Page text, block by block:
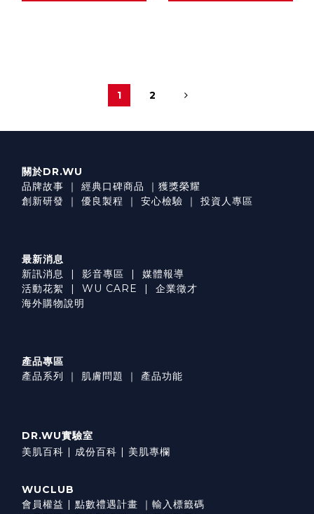
1 2
關於DR.WU
品牌故事 ｜ 經典口碑商品 ｜ 獲獎榮耀
創新研發
｜ 優良製程 ｜ 安心檢驗 ｜ 投資人專區
最新消息
新訊消息
| 影音專區 | 媒體報導
活動花絮
| WU CARE | 企業徵才
海外購物說明
產品專區
產品系列
｜ 肌膚問題 ｜ 產品功能
DR.WU實驗室
美肌百科 | 成份百科 | 美肌專欄
WUCLUB
會員權益 | 點數禮遇計畫 ｜ 輸入標籤碼